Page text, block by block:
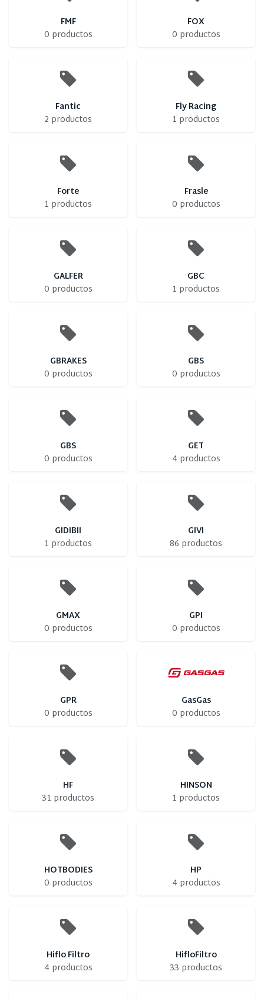
FMF
0 productos
FOX
0 productos
Fantic
2 productos
Fly Racing
1 productos
Forte
1 productos
Frasle
0 productos
GALFER
0 productos
GBC
1 productos
GBRAKES
0 productos
GBS
0 productos
GBS
0 productos
GET
4 productos
GIDIBII
1 productos
GIVI
86 productos
GMAX
0 productos
GPI
0 productos
GPR
0 productos
GasGas
0 productos
HF
31 productos
HINSON
1 productos
HOTBODIES
0 productos
HP
4 productos
Hiflo Filtro
4 productos
HifloFiltro
33 productos